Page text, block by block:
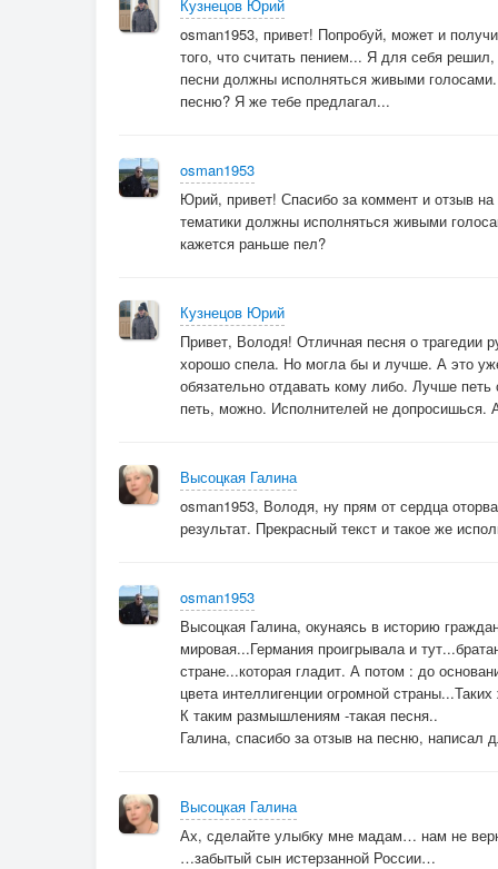
В рулетке русской служит, унося за горизонт,
Патрон, последним аргументом будет...
Прильну к земле небритою щекой,
Погонам честь! Я сделал выбор свой,
Забытый сын истерзанной России...
Кузнецов Юрий
osman1953, привет! Попробуй, может и
того, что считать пением... Я для себя
песни должны исполняться живыми
песню? Я же тебе предлагал...
osman1953
Юрий, привет! Спасибо за коммент и отзыв
тематики должны исполняться живыми
кажется раньше пел?
Кузнецов Юрий
Привет, Володя! Отличная песня о трагедии
хорошо спела. Но могла бы и лучше. А это
обязательно отдавать кому либо. Лучше
петь, можно. Исполнителей не
Высоцкая Галина
osman1953, Володя, ну прям от сердца
результат. Прекрасный текст и такое же
osman1953
Высоцкая Галина, окунаясь в историю
мировая...Германия проигрывала и
стране...которая гладит. А потом : до
цвета интеллигенции огромной
К таким размышлениям -такая песня..
Галина, спасибо за отзыв на песню, написал
Высоцкая Галина
Ах, сделайте улыбку мне мадам… нам не
…забытый сын истерзанной России…